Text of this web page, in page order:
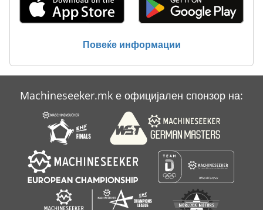
Вклучување Господар Профит 2
Повеќе информации
Machineseeker.mk е официјален спонзор на: